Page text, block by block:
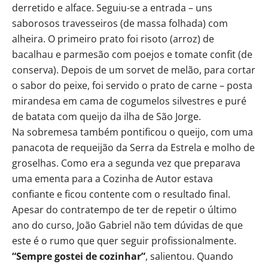
derretido e alface. Seguiu-se a entrada – uns
saborosos travesseiros (de massa folhada) com
alheira. O primeiro prato foi risoto (arroz) de
bacalhau e parmesão com poejos e tomate confit (de
conserva). Depois de um sorvet de melão, para cortar
o sabor do peixe, foi servido o prato de carne – posta
mirandesa em cama de cogumelos silvestres e puré
de batata com queijo da ilha de São Jorge.
Na sobremesa também pontificou o queijo, com uma
panacota de requeijão da Serra da Estrela e molho de
groselhas. Como era a segunda vez que preparava
uma ementa para a Cozinha de Autor estava
confiante e ficou contente com o resultado final.
Apesar do contratempo de ter de repetir o último
ano do curso, João Gabriel não tem dúvidas de que
este é o rumo que quer seguir profissionalmente.
“Sempre gostei de cozinhar”, salientou. Quando